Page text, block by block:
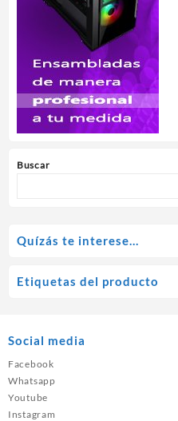
Buscar
Quízás te interese…
Etiquetas del producto
Social media
Facebook
Whatsapp
Youtube
Instagram